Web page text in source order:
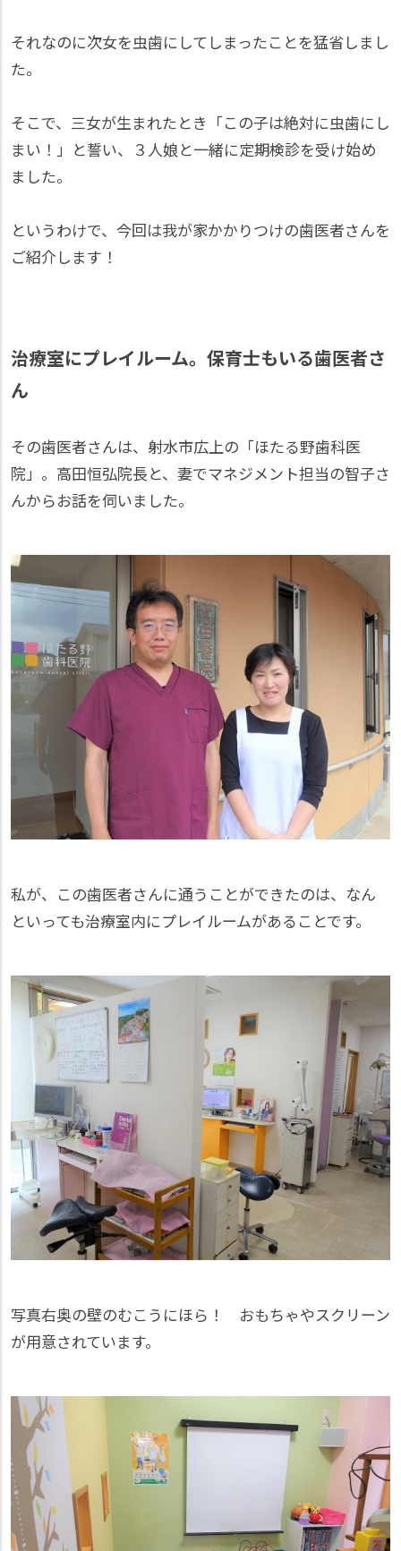
それなのに次女を虫歯にしてしまったことを猛省しまし
た。
そこで、三女が生まれたとき「この子は絶対に虫歯にし
まい！」と誓い、３人娘と一緒に定期検診を受け始め
ました。
というわけで、今回は我が家かかりつけの歯医者さんを
ご紹介します！
治療室にプレイルーム。保育士もいる歯医者さ
ん
その歯医者さんは、射水市広上の「ほたる野歯科医
院」。高田恒弘院長と、妻でマネジメント担当の智子さ
んからお話を伺いました。
私が、この歯医者さんに通うことができたのは、なん
といっても治療室内にプレイルームがあることです。
写真右奥の壁のむこうにほら！ おもちゃやスクリーン
が用意されています。